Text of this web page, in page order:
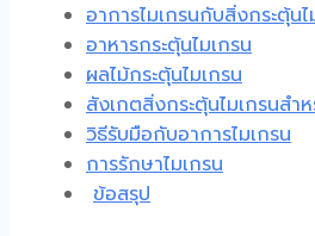
อาการไมเกรนกับสิ่งกระตุ้นไ
อาหารกระตุ้นไมเกรน
ผลไม้กระตุ้นไมเกรน
สังเกตสิ่งกระตุ้นไมเกรนสำ
วิธีรับมือกับอาการไมเกรน
การรักษาไมเกรน
ข้อสรุป